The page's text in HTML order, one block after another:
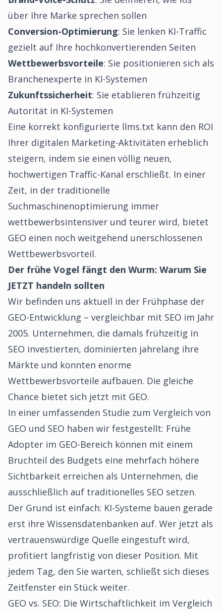
über Ihre Marke sprechen sollen
Conversion-Optimierung: Sie lenken KI-Traffic
gezielt auf Ihre hochkonvertierenden Seiten
Wettbewerbsvorteile: Sie positionieren sich als
Branchenexperte in KI-Systemen
Zukunftssicherheit: Sie etablieren frühzeitig
Autorität in KI-Systemen
Eine korrekt konfigurierte llms.txt kann den ROI
Ihrer digitalen Marketing-Aktivitäten erheblich
steigern, indem sie einen völlig neuen,
hochwertigen Traffic-Kanal erschließt. In einer
Zeit, in der traditionelle
Suchmaschinenoptimierung immer
wettbewerbsintensiver und teurer wird, bietet
GEO einen noch weitgehend unerschlossenen
Wettbewerbsvorteil.
Der frühe Vogel fängt den Wurm: Warum Sie
JETZT handeln sollten
Wir befinden uns aktuell in der Frühphase der
GEO-Entwicklung – vergleichbar mit SEO im Jahr
2005. Unternehmen, die damals frühzeitig in
SEO investierten, dominierten jahrelang ihre
Märkte und konnten enorme
Wettbewerbsvorteile aufbauen. Die gleiche
Chance bietet sich jetzt mit GEO.
In einer umfassenden Studie zum Vergleich von
GEO und SEO haben wir festgestellt: Frühe
Adopter im GEO-Bereich können mit einem
Bruchteil des Budgets eine mehrfach höhere
Sichtbarkeit erreichen als Unternehmen, die
ausschließlich auf traditionelles SEO setzen.
Der Grund ist einfach: KI-Systeme bauen gerade
erst ihre Wissensdatenbanken auf. Wer jetzt als
vertrauenswürdige Quelle eingestuft wird,
profitiert langfristig von dieser Position. Mit
jedem Tag, den Sie warten, schließt sich dieses
Zeitfenster ein Stück weiter.
GEO vs. SEO: Die Wirtschaftlichkeit im Vergleich